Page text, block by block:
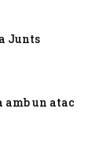
Junts
un atac